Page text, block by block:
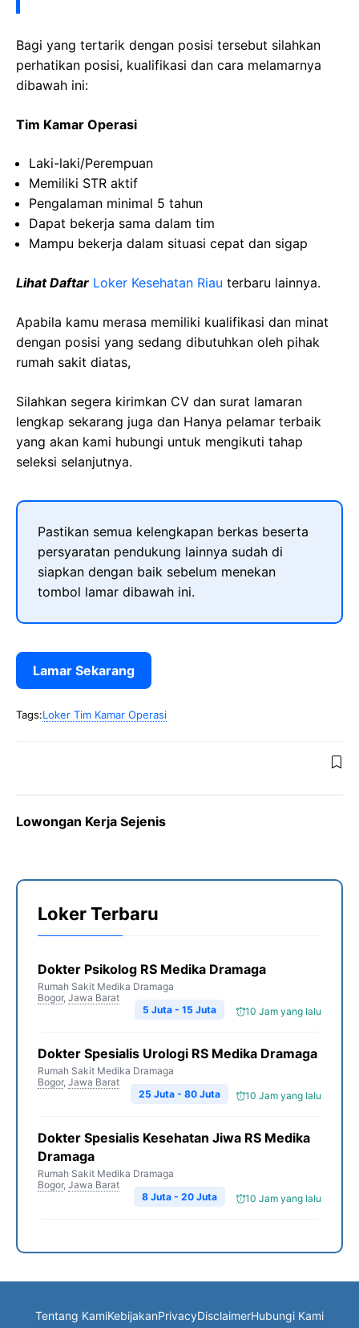
Bagi yang tertarik dengan posisi tersebut silahkan
perhatikan posisi, kualifikasi dan cara melamarnya
dibawah ini:
Tim Kamar Operasi
Laki-laki/Perempuan
Memiliki STR aktif
Pengalaman minimal 5 tahun
Dapat bekerja sama dalam tim
Mampu bekerja dalam situasi cepat dan sigap
Lihat Daftar Loker Kesehatan Riau terbaru lainnya.
Apabila kamu merasa memiliki kualifikasi dan minat
dengan posisi yang sedang dibutuhkan oleh pihak
rumah sakit diatas,
Silahkan segera kirimkan CV dan surat lamaran
lengkap sekarang juga dan Hanya pelamar terbaik
yang akan kami hubungi untuk mengikuti tahap
seleksi selanjutnya.
Pastikan semua kelengkapan berkas beserta
persyaratan pendukung lainnya sudah di
siapkan dengan baik sebelum menekan
tombol lamar dibawah ini.
Lamar Sekarang
Tags:Loker Tim Kamar Operasi
Lowongan Kerja Sejenis
Loker Terbaru
Dokter Psikolog RS Medika Dramaga
Rumah Sakit Medika Dramaga
Bogor, Jawa Barat
10 Jam yang lalu
5 Juta - 15 Juta
Dokter Spesialis Urologi RS Medika Dramaga
Rumah Sakit Medika Dramaga
Bogor, Jawa Barat
10 Jam yang lalu
25 Juta - 80 Juta
Dokter Spesialis Kesehatan Jiwa RS Medika
Dramaga
Rumah Sakit Medika Dramaga
Bogor, Jawa Barat
10 Jam yang lalu
8 Juta - 20 Juta
Tentang KamiKebijakanPrivacyDisclaimerHubungi Kami